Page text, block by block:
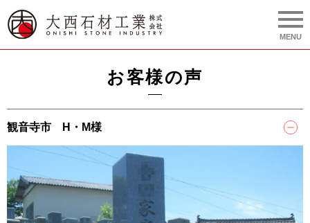
MENU
大西石材の墓石
文字彫刻
お客様の声
観音寺市 H・M様